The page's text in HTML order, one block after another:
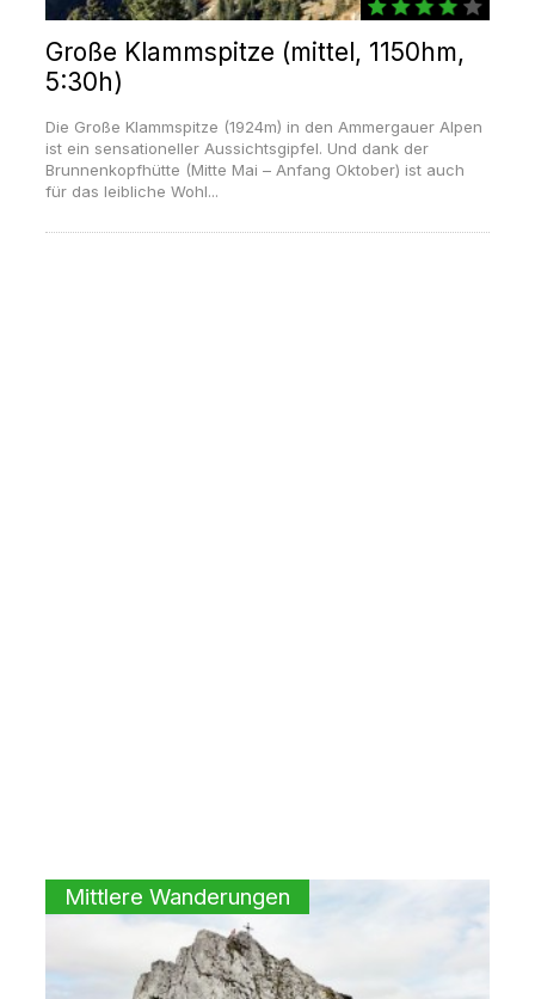
Große Klammspitze (mittel, 1150hm,
5:30h)
Die Große Klammspitze (1924m) in den Ammergauer Alpen
ist ein sensationeller Aussichtsgipfel. Und dank der
Brunnenkopfhütte (Mitte Mai – Anfang Oktober) ist auch
für das leibliche Wohl...
Mittlere Wanderungen